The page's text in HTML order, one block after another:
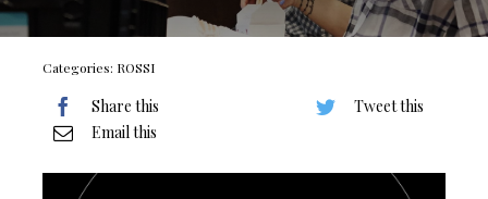
Categories: ROSSI
Share this
Tweet this
Email this